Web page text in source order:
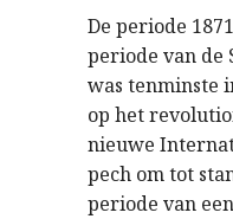
De periode
periode van de
was tenminste
op het
nieuwe
pech om tot
periode van